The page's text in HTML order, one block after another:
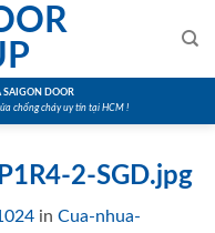
SAIGON DOOR
chống cháy uy tín tại HCM !
2-SGD.jpg
in Cua-nhua-